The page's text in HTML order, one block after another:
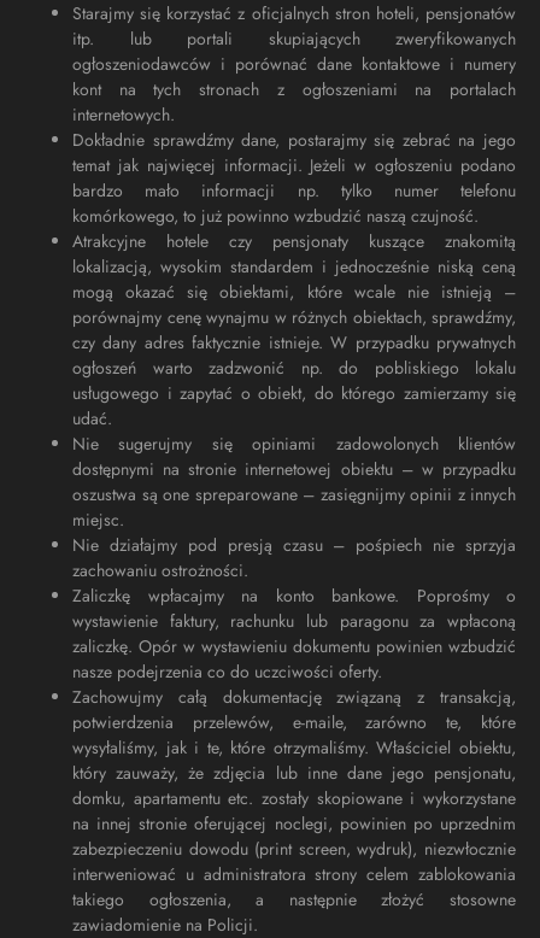
Starajmy się korzystać z oficjalnych stron hoteli, pensjonatów
itp. lub portali skupiających zweryfikowanych
ogłoszeniodawców i porównać dane kontaktowe i numery
kont na tych stronach z ogłoszeniami na portalach
internetowych.
Dokładnie sprawdźmy dane, postarajmy się zebrać na jego
temat jak najwięcej informacji. Jeżeli w ogłoszeniu podano
bardzo mało informacji np. tylko numer telefonu
komórkowego, to już powinno wzbudzić naszą czujność.
Atrakcyjne hotele czy pensjonaty kuszące znakomitą
lokalizacją, wysokim standardem i jednocześnie niską ceną
mogą okazać się obiektami, które wcale nie istnieją –
porównajmy cenę wynajmu w różnych obiektach, sprawdźmy,
czy dany adres faktycznie istnieje. W przypadku prywatnych
ogłoszeń warto zadzwonić np. do pobliskiego lokalu
usługowego i zapytać o obiekt, do którego zamierzamy się
udać.
Nie sugerujmy się opiniami zadowolonych klientów
dostępnymi na stronie internetowej obiektu – w przypadku
oszustwa są one spreparowane – zasięgnijmy opinii z innych
miejsc.
Nie działajmy pod presją czasu – pośpiech nie sprzyja
zachowaniu ostrożności.
Zaliczkę wpłacajmy na konto bankowe. Poprośmy o
wystawienie faktury, rachunku lub paragonu za wpłaconą
zaliczkę. Opór w wystawieniu dokumentu powinien wzbudzić
nasze podejrzenia co do uczciwości oferty.
Zachowujmy całą dokumentację związaną z transakcją,
potwierdzenia przelewów, e-maile, zarówno te, które
wysyłaliśmy, jak i te, które otrzymaliśmy. Właściciel obiektu,
który zauważy, że zdjęcia lub inne dane jego pensjonatu,
domku, apartamentu etc. zostały skopiowane i wykorzystane
na innej stronie oferującej noclegi, powinien po uprzednim
zabezpieczeniu dowodu (print screen, wydruk), niezwłocznie
interweniować u administratora strony celem zablokowania
takiego ogłoszenia, a następnie złożyć stosowne
zawiadomienie na Policji.